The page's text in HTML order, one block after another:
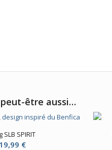
être aussi…
SLB SPIRIT
19,99 €